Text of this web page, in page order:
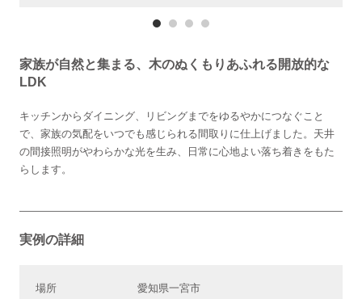
家族が自然と集まる、木のぬくもりあふれる開放的な
LDK
キッチンからダイニング、リビングまでをゆるやかにつなぐこと
で、家族の気配をいつでも感じられる間取りに仕上げました。天井
の間接照明がやわらかな光を生み、日常に心地よい落ち着きをもた
らします。
実例の詳細
場所
愛知県一宮市